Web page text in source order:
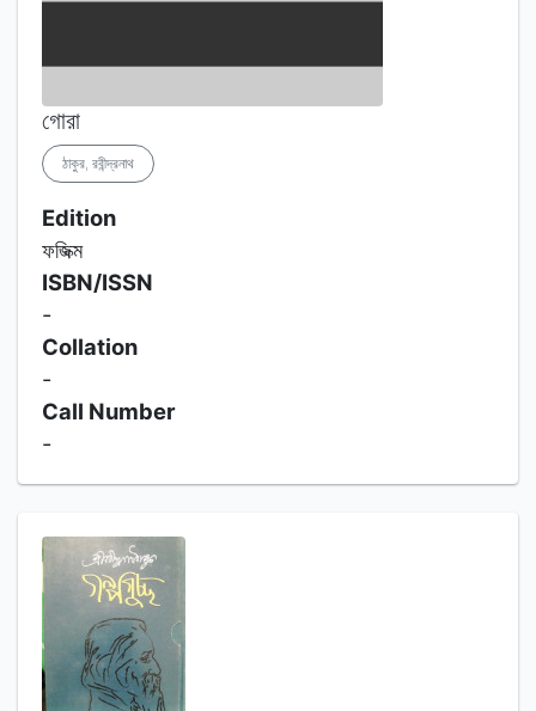
গোরা
ঠাকুর, রবীন্দ্রনাথ
Edition
ফজিক্ম
ISBN/ISSN
-
Collation
-
Call Number
-